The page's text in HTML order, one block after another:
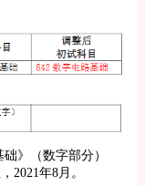
》（数字部分）
2021年8月。